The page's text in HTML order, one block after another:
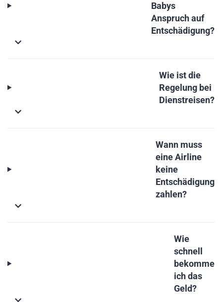
Babys
Anspruch auf
Entschädigung?
Wie ist die
Regelung bei
Dienstreisen?
Wann muss
eine Airline
keine
Entschädigung
zahlen?
Wie
schnell
bekomme
ich das
Geld?